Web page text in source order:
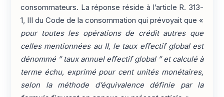
consommateurs. La réponse réside à l’article R. 313-
1, III du Code de la consommation qui prévoyait que «
pour toutes les opérations de crédit autres que
celles mentionnées au II, le taux effectif global est
dénommé ” taux annuel effectif global ” et calculé à
terme échu, exprimé pour cent unités monétaires,
selon la méthode d’équivalence définie par la